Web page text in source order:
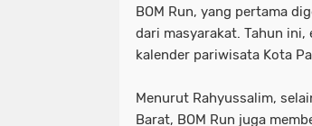
BOM Run, yang pertama
dari masyarakat. Tahun
kalender pariwisata Kota
Menurut Rahyussalim,
Barat, BOM Run juga